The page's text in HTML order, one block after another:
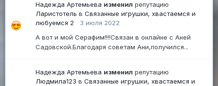
Надежда Артемьева изменил репутацию
Ларистотель в Связанные игрушки, хвастаемся и
любуемся 2
3 июля 2022
А вот и мой Серафим!!!!Связан в онлайне с Аней
Садовской.Благодаря советам Ани,получился...
Надежда Артемьева изменил репутацию
Людмила123 в Связанные игрушки, хвастаемся и